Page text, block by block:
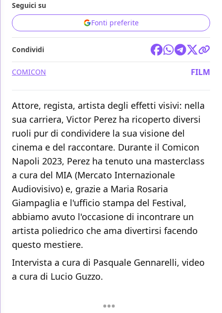
Seguici su
Fonti preferite
Condividi
COMICON FILM
Attore, regista, artista degli effetti visivi: nella
sua carriera, Victor Perez ha ricoperto diversi
ruoli pur di condividere la sua visione del
cinema e del raccontare. Durante il Comicon
Napoli 2023, Perez ha tenuto una masterclass
a cura del MIA (Mercato Internazionale
Audiovisivo) e, grazie a Maria Rosaria
Giampaglia e l'ufficio stampa del Festival,
abbiamo avuto l'occasione di incontrare un
artista poliedrico che ama divertirsi facendo
questo mestiere.
Intervista a cura di Pasquale Gennarelli, video
a cura di Lucio Guzzo.